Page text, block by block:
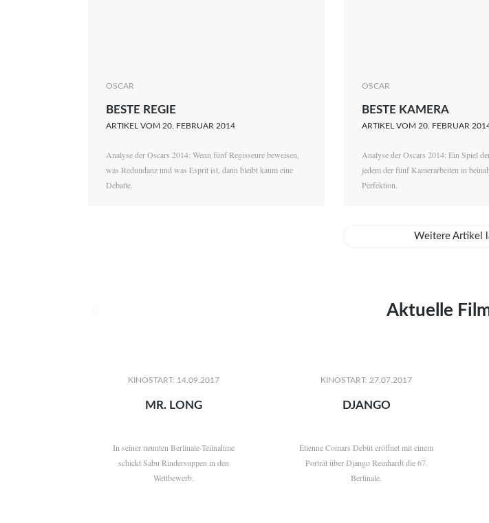
OSCAR
BESTE REGIE
ARTIKEL VOM 20. FEBRUAR 2014
Analyse der Oscars 2014: Wenn fünf Regisseure beweisen,
was Redundanz und was Esprit ist, dann bleibt kaum eine
Debatte.
OSCAR
BESTE KAMERA
ARTIKEL VOM 20. FEBRUAR
Analyse der Oscars 2014: Ein Spiel
jedem der fünf Kamerarbeiten in
Perfektion.
Weitere Artikel
Aktuelle
KINOSTART: 14.09.2017
MR. LONG
In seiner neunten Berlinale-Teilnahme
schickt Sabu Rindersuppen in den
Wettbewerb.
KINOSTART: 27.07.2017
DJANGO
Étienne Comars Debüt eröffnet mit einem
Porträt über Django Reinhardt die 67.
Berlinale.